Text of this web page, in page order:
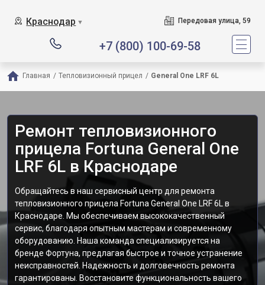
Краснодар ▼ Передовая улица, 59
+7 (800) 100-69-58
Главная / Тепловизионный прицел / General One LRF 6L
Ремонт тепловизионного
прицела Fortuna General One
LRF 6L в Краснодаре
Обращайтесь в наш сервисный центр для ремонта
тепловизионного прицела Fortuna General One LRF 6L в
Краснодаре. Мы обеспечиваем высококачественный
сервис, благодаря опытным мастерам и современному
оборудованию. Наша команда специализируется на
бренде Фортуна, предлагая быстрое и точное устранение
неисправностей. Надежность и долговечность ремонта
гарантированы. Восстановите функциональность вашего